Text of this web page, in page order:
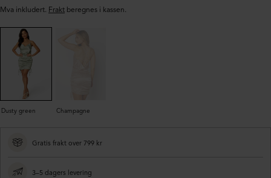
Mva inkludert. Frakt beregnes i kassen.
Dusty green Champagne
Gratis frakt over 799 kr
3–5 dagers levering